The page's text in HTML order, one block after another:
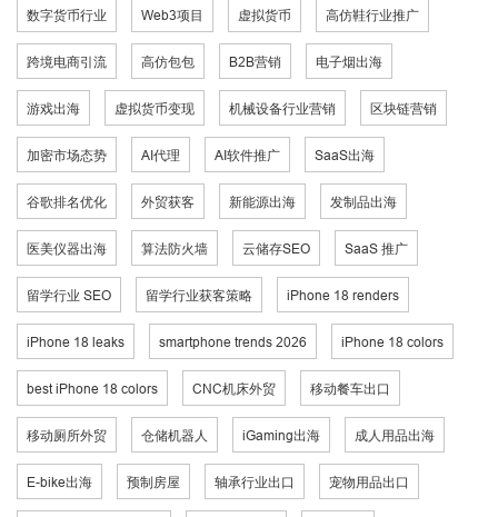
数字货币行业 Web3项目 虚拟货币 高仿鞋行业推广
跨境电商引流 高仿包包 B2B营销 电子烟出海
游戏出海 虚拟货币变现 机械设备行业营销 区块链营销
加密市场态势 AI代理 AI软件推广 SaaS出海
谷歌排名优化 外贸获客 新能源出海 发制品出海
医美仪器出海 算法防火墙 云储存SEO SaaS 推广
留学行业 SEO 留学行业获客策略 iPhone 18 renders
iPhone 18 leaks smartphone trends 2026 iPhone 18 colors
best iPhone 18 colors CNC机床外贸 移动餐车出口
移动厕所外贸 仓储机器人 iGaming出海 成人用品出海
E-bike出海 预制房屋 轴承行业出口 宠物用品出口